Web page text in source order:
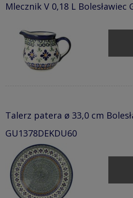
Mlecznik V 0,18 L Bolesławiec
Talerz patera ø 33,0 cm
GU1378DEKDU60